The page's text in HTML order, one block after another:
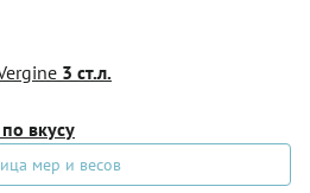
3 ст.л.
по вкусу
мер и весов